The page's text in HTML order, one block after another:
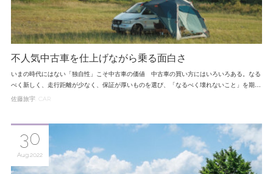
不人気中古車を仕上げながら乗る面白さ
いまの時代にはない「独自性」こそ中古車の価値 中古車の買い方にはいろいろある。なる
べく新しく、走行距離が少なく、保証が厚いものを選び、「なるべく壊れないこと」を期…
佐藤旅宇 CAR
30
Aug 2022